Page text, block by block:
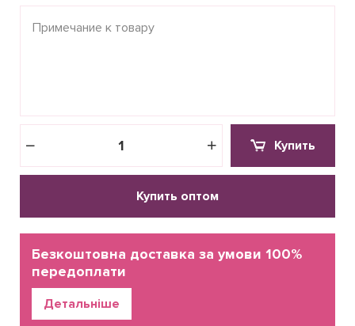
Купить
Купить оптом
Детальніше
Безкоштовна доставка за умови 100%
передоплати